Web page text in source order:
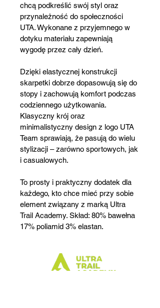
chcą podkreślić swój styl oraz
przynależność do społeczności
UTA. Wykonane z przyjemnego w
dotyku materiału zapewniają
wygodę przez cały dzień.
Dzięki elastycznej konstrukcji
skarpetki dobrze dopasowują się do
stopy i zachowują komfort podczas
codziennego użytkowania.
Klasyczny krój oraz
minimalistyczny design z logo UTA
Team sprawiają, że pasują do wielu
stylizacji – zarówno sportowych, jak
i casualowych.
To prosty i praktyczny dodatek dla
każdego, kto chce mieć przy sobie
element związany z marką Ultra
Trail Academy. Skład: 80% bawełna
17% poliamid 3% elastan.